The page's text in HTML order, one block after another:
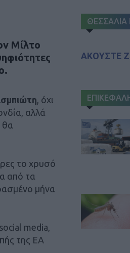
Μίλτο
, όχι
αλλά
θα
το χρυσό
από τα
μήνα
media,
της EA
ΘΕΣΣΑΛΙΑ
ΑΚΟΥΣΤΕ